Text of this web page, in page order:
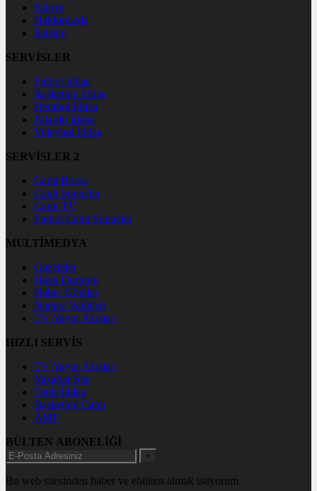
Künye
Hakkımızda
İletişim
SERVİSLER
Futbol İddaa
Basketbol İddaa
Hentbol İddaa
Bilardo İddaa
Voleybol İddaa
SERVİSLER 2
Canlı Borsa
Canlı Sonuçlar
Canlı TV
Futbol Canlı Sonuçlar
MULTİMEDYA
Gazeteler
Hava Durumu
Haber Gönder
Namaz Vakitleri
TV Yayın Akışları
HIZLI SERVİS
TV Yayın Akışları
Yazarlar Site
Tenis İddaa
Basketbol Canlı
AMP
BÜLTEN ABONELİĞİ
+
Bu web sitesinden haber ve ebülten almak istiyorum